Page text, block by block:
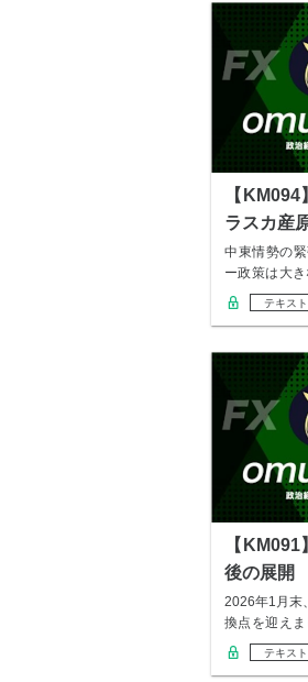
【
ラスカ産
中東情勢の
ー政策は大
の約9割…
テキスト
【
後の展開
2026年1月末
換点を迎え
け…
テキスト